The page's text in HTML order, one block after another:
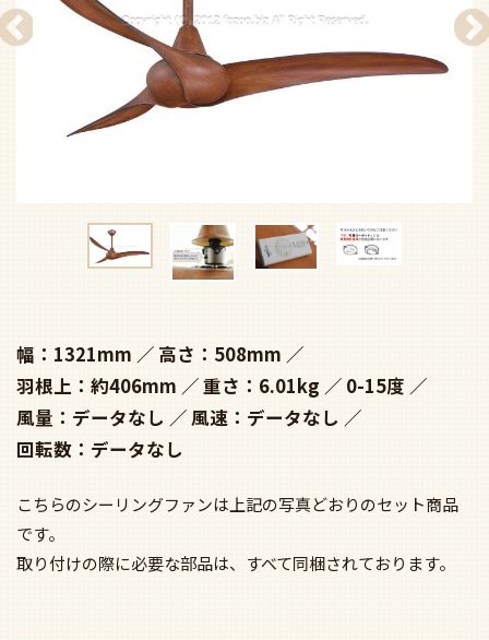
幅：1321mm
高さ：508mm
羽根上：約406mm
重さ：6.01kg
0-15度
風量：データなし
風速：データなし
回転数：データなし
こちらのシーリングファンは上記の写真どおりのセット商品
です。
取り付けの際に必要な部品は、すべて同梱されております。